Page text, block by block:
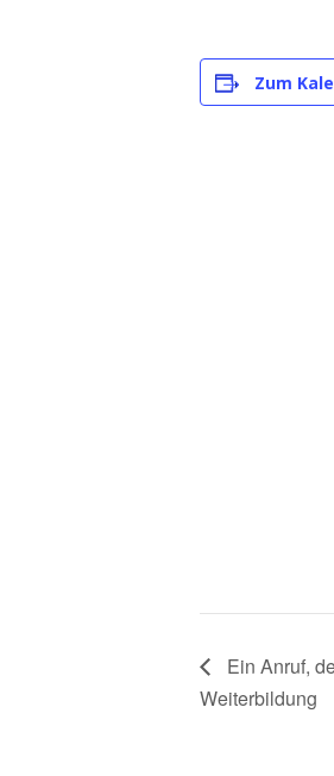
Zum
Ein Anruf,
Weiterbildung